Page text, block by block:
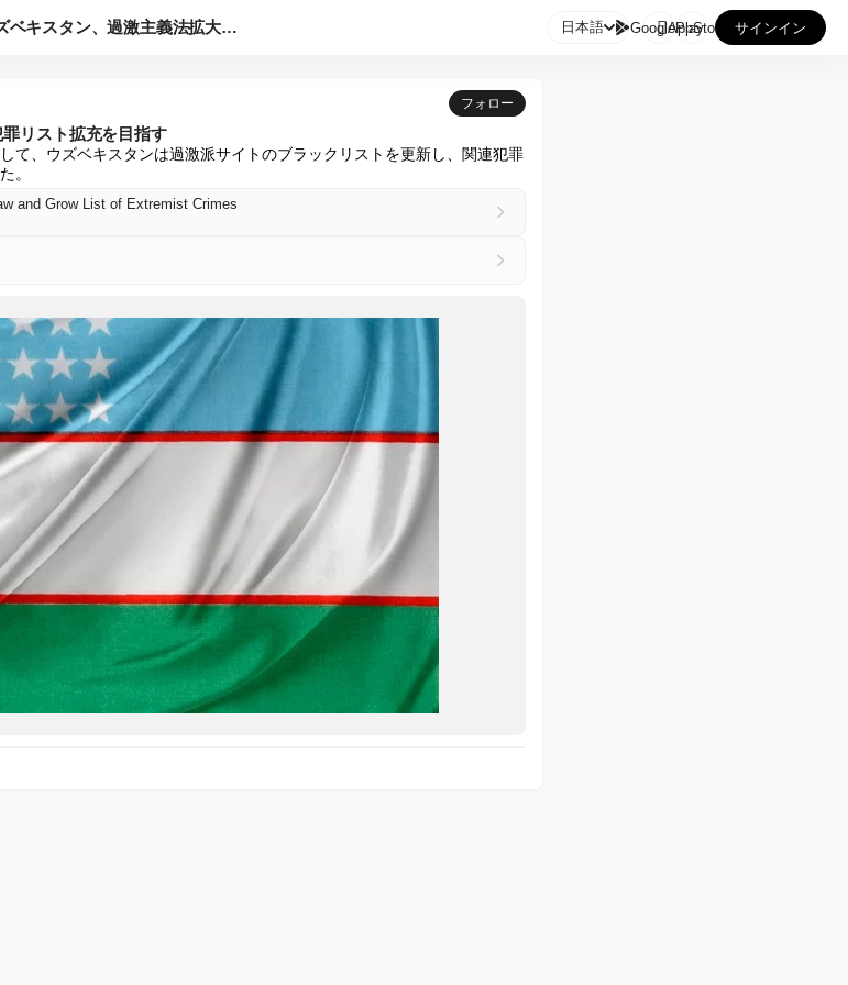
ウズベキスタン、過激主義法拡大と過激犯罪リスト拡充を目指す 日本語 GooglePlay
AppStore サインイン
フォロー
リスト拡充を目指す
て、ウズベキスタンは過激派サイトのブラックリストを更新し、関連犯罪
。
and Grow List of Extremist Crimes